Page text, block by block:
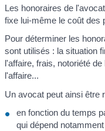
Les honoraires de
fixe lui-même le coût des
Pour déterminer les
sont utilisés : la situation
l'affaire, frais, notoriété
l'affaire...
Un avocat peut ainsi être
en fonction du temps
qui dépend